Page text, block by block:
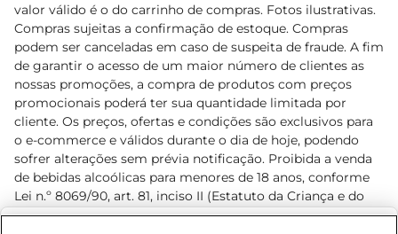
valor válido é o do carrinho de compras. Fotos ilustrativas.
Compras sujeitas a confirmação de estoque. Compras
podem ser canceladas em caso de suspeita de fraude. A fim
de garantir o acesso de um maior número de clientes as
nossas promoções, a compra de produtos com preços
promocionais poderá ter sua quantidade limitada por
cliente. Os preços, ofertas e condições são exclusivos para
o e-commerce e válidos durante o dia de hoje, podendo
sofrer alterações sem prévia notificação. Proibida a venda
de bebidas alcoólicas para menores de 18 anos, conforme
Lei n.º 8069/90, art. 81, inciso II (Estatuto da Criança e do
Adolescente). Preços e condições exclusivos para o